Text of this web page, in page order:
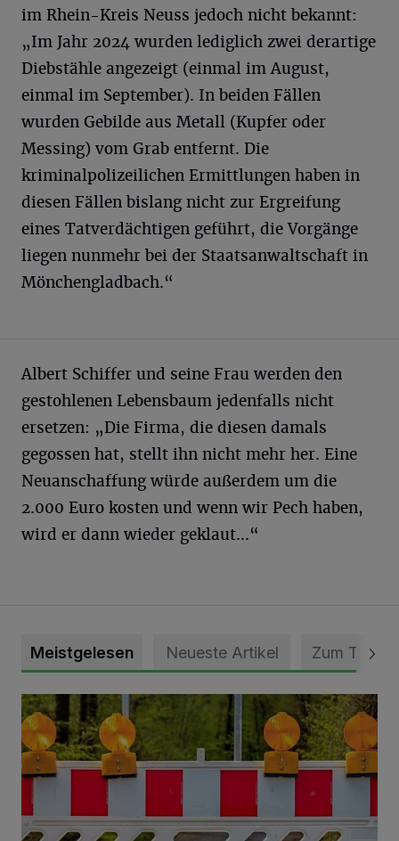
im Rhein-Kreis Neuss jedoch nicht bekannt:
„Im Jahr 2024 wurden lediglich zwei derartige
Diebstähle angezeigt (einmal im August,
einmal im September). In beiden Fällen
wurden Gebilde aus Metall (Kupfer oder
Messing) vom Grab entfernt. Die
kriminalpolizeilichen Ermittlungen haben in
diesen Fällen bislang nicht zur Ergreifung
eines Tatverdächtigen geführt, die Vorgänge
liegen nunmehr bei der Staatsanwaltschaft in
Mönchengladbach.“
Albert Schiffer und seine Frau werden den
gestohlenen Lebensbaum jedenfalls nicht
ersetzen: „Die Firma, die diesen damals
gegossen hat, stellt ihn nicht mehr her. Eine
Neuanschaffung würde außerdem um die
2.000 Euro kosten und wenn wir Pech haben,
wird er dann wieder geklaut...“
Meistgelesen Neueste Artikel Zum Thema
Vollsperrung der Talstraße in Grevenbroich-Kapellen